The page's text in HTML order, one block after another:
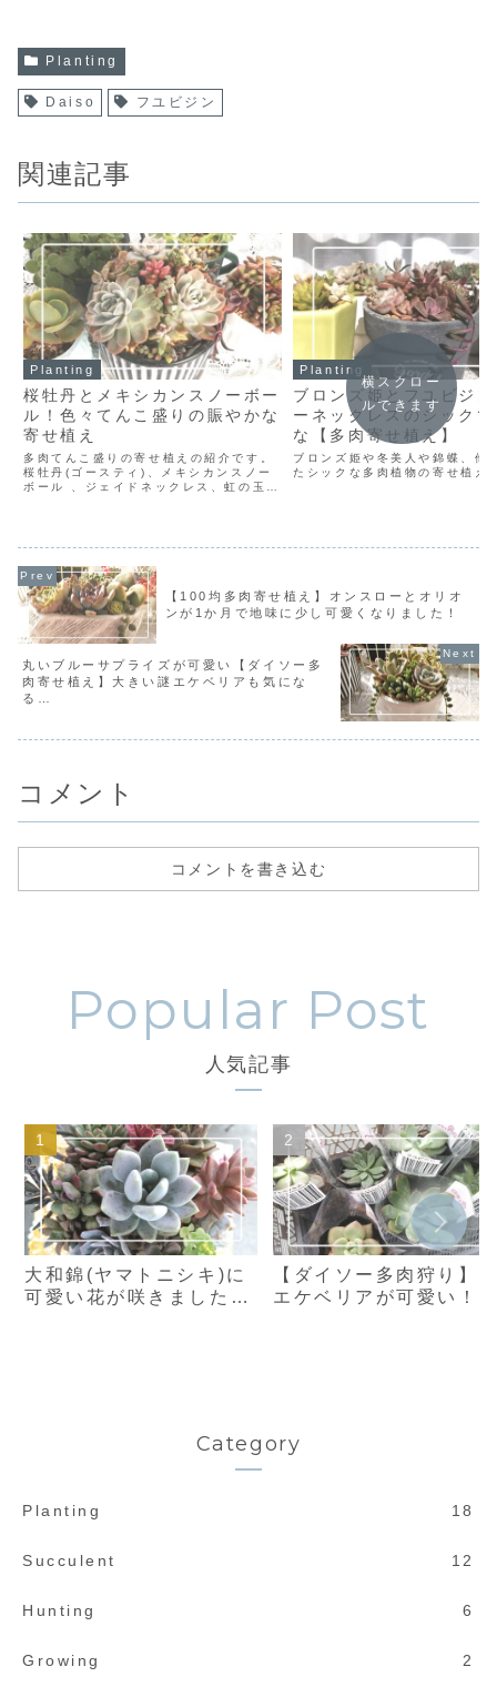
Planting
Daiso フユビジン
関連記事
Planting
桜牡丹とメキシカンスノーボー
ル！色々てんこ盛りの賑やかな
寄せ植え
多肉てんこ盛りの寄せ植えの紹介です。
桜牡丹(ゴースティ)、メキシカンスノー
ボール 、ジェイドネックレス、虹の玉、
Planting
ブロンズ姫とフユビジ
ーネックレスのシック
な【多肉寄せ植え】
ブロンズ姫や冬美人や錦蝶、他
たシックな多肉植物の寄せ植え
横スクロー
ルできます
【100均多肉寄せ植え】オンスローとオリオ
ンが1か月で地味に少し可愛くなりました！
丸いブルーサプライズが可愛い【ダイソー多
肉寄せ植え】大きい謎エケベリアも気にな
る…
コメント
コメントを書き込む
人気記事
大和錦(ヤマトニシキ)に
可愛い花が咲きました♪
【ダイソー多肉狩り】
エケベリアが可愛い！
Category
Planting 18
Succulent 12
Hunting 6
Growing 2